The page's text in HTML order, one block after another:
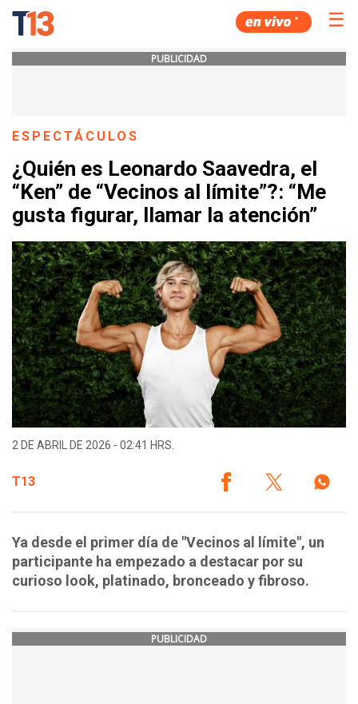
☰
PUBLICIDAD
ESPECTÁCULOS
¿Quién es Leonardo Saavedra, el
“Ken” de “Vecinos al límite”?: “Me
gusta figurar, llamar la atención”
2 DE ABRIL DE 2026 - 02:41 HRS.
T13
Ya desde el primer día de "Vecinos al límite", un
participante ha empezado a destacar por su
curioso look, platinado, bronceado y fibroso.
PUBLICIDAD